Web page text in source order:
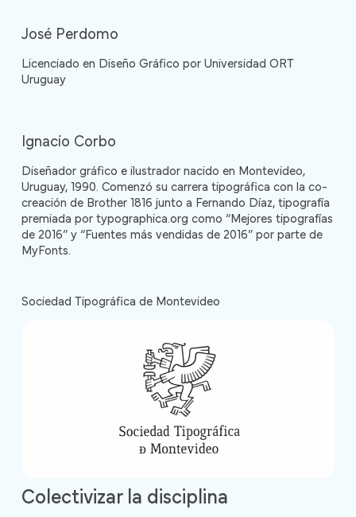
José Perdomo
Licenciado en Diseño Gráfico por Universidad ORT
Uruguay
Ignacio Corbo
Diseñador gráfico e ilustrador nacido en Montevideo,
Uruguay, 1990. Comenzó su carrera tipográfica con la co-
creación de Brother 1816 junto a Fernando Díaz, tipografía
premiada por typographica.org como “Mejores tipografías
de 2016” y “Fuentes más vendidas de 2016” por parte de
MyFonts.
Sociedad Tipográfica de Montevideo
Colectivizar la disciplina